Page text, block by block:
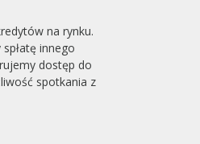
na rynku.
innego
dostęp do
spotkania z